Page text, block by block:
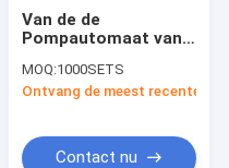
Van de de
Pompautomaat van
van de de
0.14CC
MOQ:1000SETS
Ontvang de meest recente
Contact nu